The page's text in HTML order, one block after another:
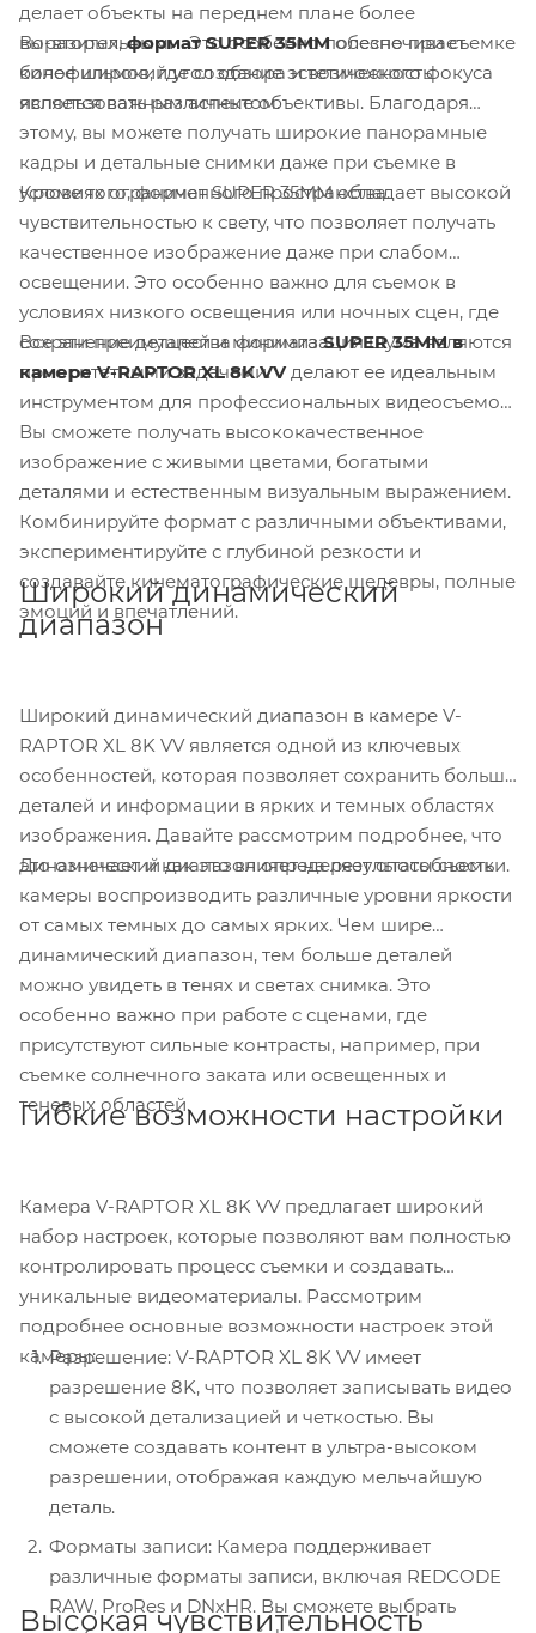
делает объекты на переднем плане более
выразительными. Это особенно полезно при съемке
кинофильмов, где создание эстетического фокуса
является важным аспектом.
Во-вторых,формат SUPER 35MMобеспечивает
более широкий угол обзора и возможность
использовать различные объективы. Благодаря
этому, вы можете получать широкие панорамные
кадры и детальные снимки даже при съемке в
условиях ограниченного пространства.
Кроме того, формат SUPER 35MM обладает высокой
чувствительностью к свету, что позволяет получать
качественное изображение даже при слабом
освещении. Это особенно важно для съемок в
условиях низкого освещения или ночных сцен, где
сохранение деталей и минимизация шума являются
приоритетными задачами.
Все эти преимущества форматаSUPER 35MM в
камере V-RAPTOR XL 8K VVделают ее идеальным
инструментом для профессиональных видеосъемок.
Вы сможете получать высококачественное
изображение с живыми цветами, богатыми
деталями и естественным визуальным выражением.
Комбинируйте формат с различными объективами,
экспериментируйте с глубиной резкости и
создавайте кинематографические шедевры, полные
эмоций и впечатлений.
Широкий динамический
диапазон
Широкий динамический диапазон в камере V-
RAPTOR XL 8K VV является одной из ключевых
особенностей, которая позволяет сохранить больше
деталей и информации в ярких и темных областях
изображения. Давайте рассмотрим подробнее, что
это означает и как это влияет на результаты съемки.
Динамический диапазон определяет способность
камеры воспроизводить различные уровни яркости
от самых темных до самых ярких. Чем шире
динамический диапазон, тем больше деталей
можно увидеть в тенях и светах снимка. Это
особенно важно при работе с сценами, где
присутствуют сильные контрасты, например, при
съемке солнечного заката или освещенных и
теневых областей.
Гибкие возможности настройки
Камера V-RAPTOR XL 8K VV предлагает широкий
набор настроек, которые позволяют вам полностью
контролировать процесс съемки и создавать
уникальные видеоматериалы. Рассмотрим
подробнее основные возможности настроек этой
камеры:
Разрешение: V-RAPTOR XL 8K VV имеет
разрешение 8K, что позволяет записывать видео
с высокой детализацией и четкостью. Вы
сможете создавать контент в ультра-высоком
разрешении, отображая каждую мельчайшую
деталь.
Форматы записи: Камера поддерживает
различные форматы записи, включая REDCODE
RAW, ProRes и DNxHR. Вы сможете выбрать
Высокая чувствительность